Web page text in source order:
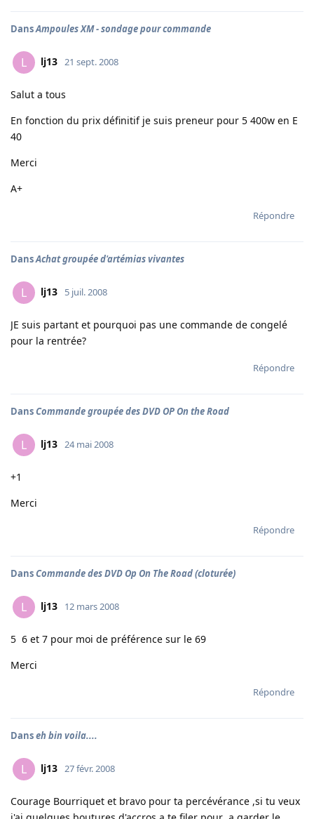
DansAmpoules XM - sondage pour commande
L lj13 21 sept. 2008
Salut a tous
En fonction du prix définitif je suis preneur pour 5 400w en E
40
Merci
A+
Répondre
DansAchat groupée d'artémias vivantes
L lj13 5 juil. 2008
JE suis partant et pourquoi pas une commande de congelé
pour la rentrée?
Répondre
DansCommande groupée des DVD OP On the Road
L lj13 24 mai 2008
+1
Merci
Répondre
DansCommande des DVD Op On The Road (cloturée)
L lj13 12 mars 2008
5 6 et 7 pour moi de préférence sur le 69
Merci
Répondre
Danseh bin voila....
L lj13 27 févr. 2008
Courage Bourriquet et bravo pour ta percévérance ,si tu veux